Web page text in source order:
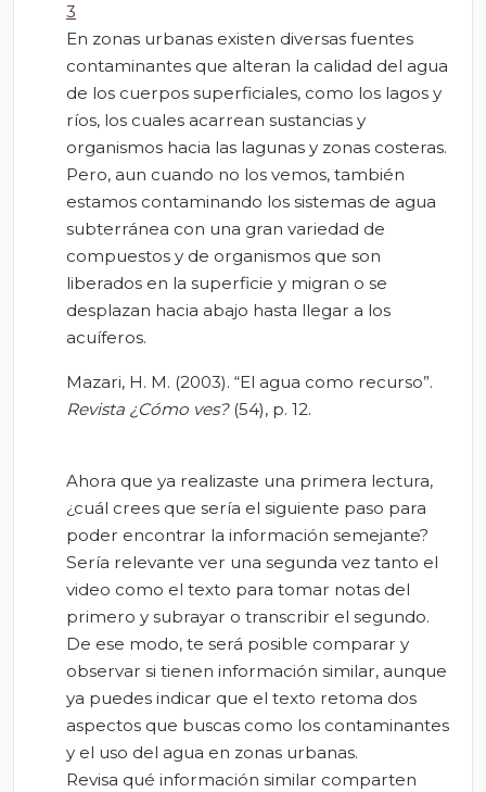
3
En zonas urbanas existen diversas fuentes
contaminantes que alteran la calidad del agua
de los cuerpos superficiales, como los lagos y
ríos, los cuales acarrean sustancias y
organismos hacia las lagunas y zonas costeras.
Pero, aun cuando no los vemos, también
estamos contaminando los sistemas de agua
subterránea con una gran variedad de
compuestos y de organismos que son
liberados en la superficie y migran o se
desplazan hacia abajo hasta llegar a los
acuíferos.
Mazari, H. M. (2003). “El agua como recurso”.
Revista ¿Cómo ves? (54), p. 12.
Ahora que ya realizaste una primera lectura,
¿cuál crees que sería el siguiente paso para
poder encontrar la información semejante?
Sería relevante ver una segunda vez tanto el
video como el texto para tomar notas del
primero y subrayar o transcribir el segundo.
De ese modo, te será posible comparar y
observar si tienen información similar, aunque
ya puedes indicar que el texto retoma dos
aspectos que buscas como los contaminantes
y el uso del agua en zonas urbanas.
Revisa qué información similar comparten